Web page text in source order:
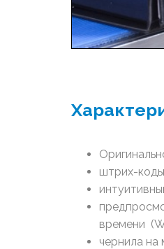
штрих-коды
времени
чернила на